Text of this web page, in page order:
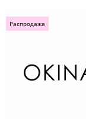
Распродажа